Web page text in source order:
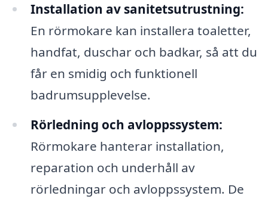
Installation av sanitetsutrustning:
En rörmokare kan installera toaletter,
handfat, duschar och badkar, så att du
får en smidig och funktionell
badrumsupplevelse.
Rörledning och avloppssystem:
Rörmokare hanterar installation,
reparation och underhåll av
rörledningar och avloppssystem. De